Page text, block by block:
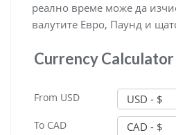
реално време може да
валутите Евро, Паунд и
Currency Calculator
From USD USD - $
To CAD CAD - $